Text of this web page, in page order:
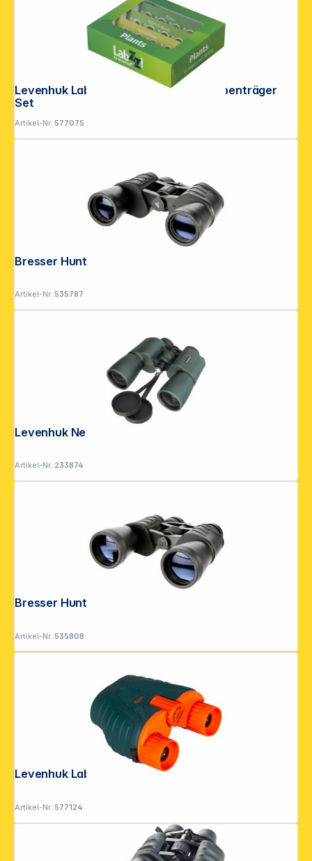
Levenhuk LabZZ P12 präpariertes Probenträger
Set
Artikel-Nr.:577075
Artikel-Nr.:535787
Levenhuk New Sherman PRO 10x50
Artikel-Nr.:233874
Bresser Hunter 8-24x50
Artikel-Nr.:535808
Levenhuk LabZZ B6
Artikel-Nr.:577124